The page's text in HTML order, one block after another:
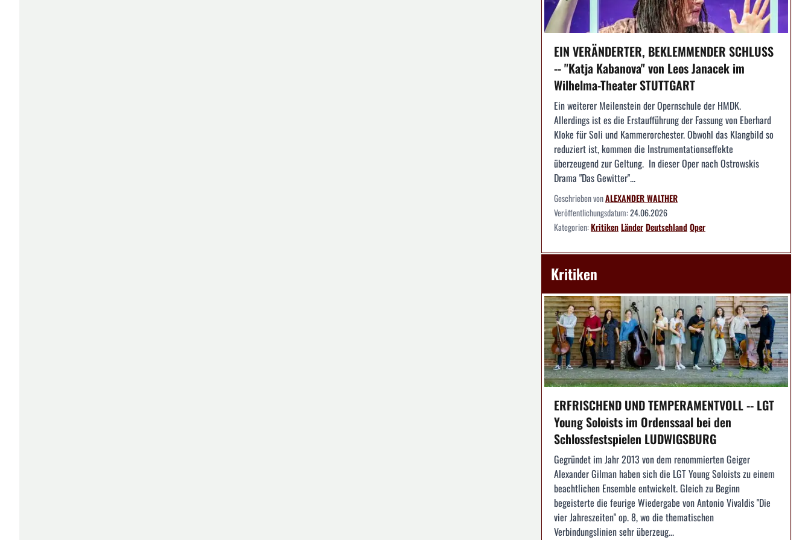
EIN VERÄNDERTER, BEKLEMMENDER SCHLUSS
-- "Katja Kabanova" von Leos Janacek im
Wilhelma-Theater STUTTGART
Ein weiterer Meilenstein der Opernschule der HMDK.
Allerdings ist es die Erstaufführung der Fassung von Eberhard
Kloke für Soli und Kammerorchester. Obwohl das Klangbild so
reduziert ist, kommen die Instrumentationseffekte
überzeugend zur Geltung. In dieser Oper nach Ostrowskis
Drama "Das Gewitter"...
Geschrieben vonALEXANDER WALTHER
Veröffentlichungsdatum:24.06.2026
Kategorien:KritikenLänderDeutschlandOper
Kritiken
ERFRISCHEND UND TEMPERAMENTVOLL -- LGT
Young Soloists im Ordenssaal bei den
Schlossfestspielen LUDWIGSBURG
Gegründet im Jahr 2013 von dem renommierten Geiger
Alexander Gilman haben sich die LGT Young Soloists zu einem
beachtlichen Ensemble entwickelt. Gleich zu Beginn
begeisterte die feurige Wiedergabe von Antonio Vivaldis "Die
vier Jahreszeiten" op. 8, wo die thematischen
Verbindungslinien sehr überzeug...